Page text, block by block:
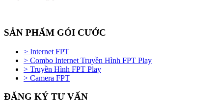
SẢN PHẨM GÓI CƯỚC
> Internet FPT
> Combo Internet Truyền Hình FPT Play
> Truyền Hình FPT Play
> Camera FPT
ĐĂNG KÝ TƯ VẤN